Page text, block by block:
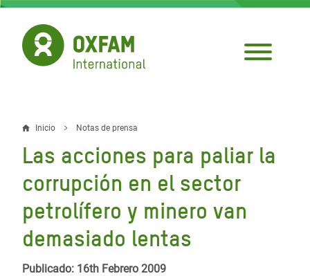
Pasar
contenido
principal
Sobrescribir
enlaces
de
ayuda
a
la
Inicio Notas de prensa
Las acciones para paliar la
corrupción en el sector
petrolífero y minero van
demasiado lentas
Publicado: 16th Febrero 2009